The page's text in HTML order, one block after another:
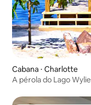
Cabana ⋅ Charlotte
A pérola do Lago Wylie